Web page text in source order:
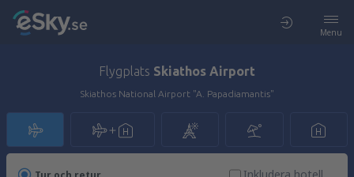
Menu
Flygplats Skiathos Airport
Skiathos National Airport "A. Papadiamantis"